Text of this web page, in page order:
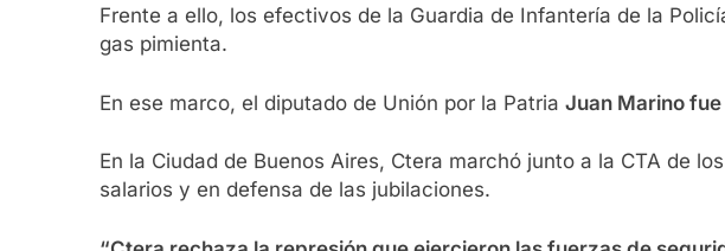
Frente a ello, los efectivos de la Guardia de Infantería de la
gas pimienta.
En ese marco, el diputado de Unión por la Patria Juan Marino
En la Ciudad de Buenos Aires, Ctera marchó junto a la CTA de
salarios y en defensa de las jubilaciones.